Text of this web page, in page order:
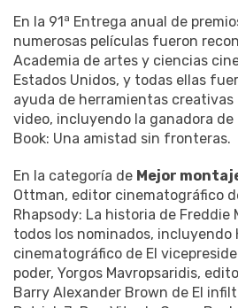
En la 91a Entrega anual de
numerosas películas fueron
Academia de artes y ciencias
Estados Unidos, y todas ellas
ayuda de herramientas creativas
video, incluyendo la ganadora de
Book: Una amistad sin fronteras.
En la categoría de Mejor
Ottman, editor cinematográfico
Rhapsody: La historia de Freddie
todos los nominados, incluyendo
cinematográfico de El
poder, Yorgos Mavropsaridis,
Barry Alexander Brown de El